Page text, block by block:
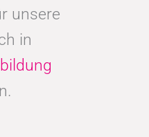
unsere
in